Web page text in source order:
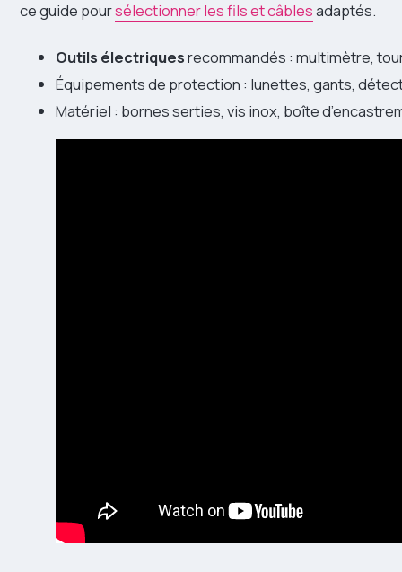
ce guide poursélectionner les fils et câblesadaptés.
Outils électriquesrecommandés : multimètre,
Équipements de protection : lunettes, gants,
Matériel : bornes serties, vis inox, boîte